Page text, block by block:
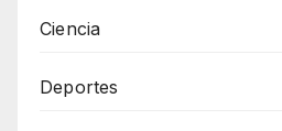
Ciencia
Deportes